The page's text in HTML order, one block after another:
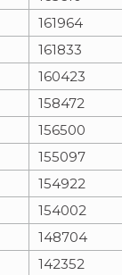
161964
161833
160423
158472
156500
155097
154922
154002
148704
142352